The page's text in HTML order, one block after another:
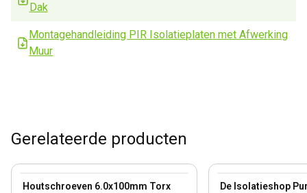
Dak
Montagehandleiding PIR Isolatieplaten met Afwerking
Muur
Gerelateerde producten
Houtschroeven 6.0x100mm Torx
View product De Isolatieshop
View product